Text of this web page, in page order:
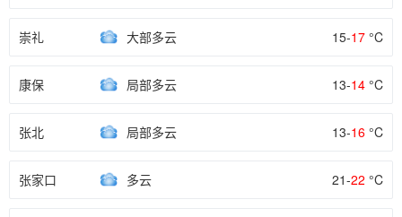
崇礼 大部多云 15-17 °C
康保 局部多云 13-14 °C
张北 局部多云 13-16 °C
张家口 多云 21-22 °C